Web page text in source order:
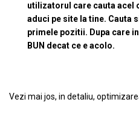
utilizatorul care cauta acel
aduci pe site la tine. Cauta
primele pozitii. Dupa care
BUN decat ce e acolo.
Vezi mai jos, in detaliu,